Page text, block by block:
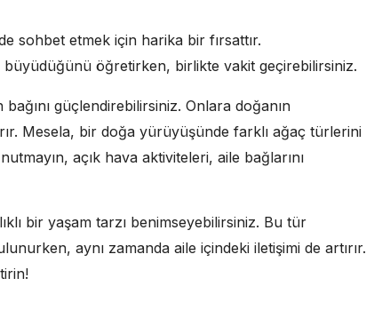
sohbet etmek için harika bir fırsattır.
büyüdüğünü öğretirken, birlikte vakit geçirebilirsiniz.
güçlendirebilirsiniz. Onlara doğanın
Mesela, bir doğa yürüyüşünde farklı ağaç türlerini
açık hava aktiviteleri, aile bağlarını
bir yaşam tarzı benimseyebilirsiniz. Bu tür
aynı zamanda aile içindeki iletişimi de artırır.